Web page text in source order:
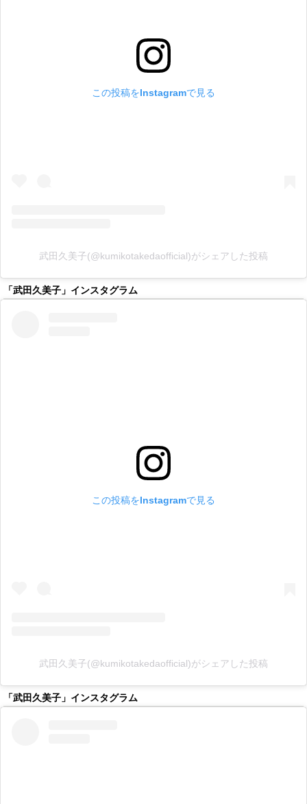
この投稿をInstagramで見る
武田久美子(@kumikotakedaofficial)がシェアした投稿
「武田久美子」インスタグラム
この投稿をInstagramで見る
武田久美子(@kumikotakedaofficial)がシェアした投稿
「武田久美子」インスタグラム